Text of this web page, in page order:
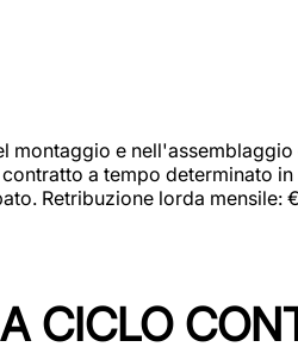
e
a tempo determinato
Retribuzione lorda mensile:
CICLO